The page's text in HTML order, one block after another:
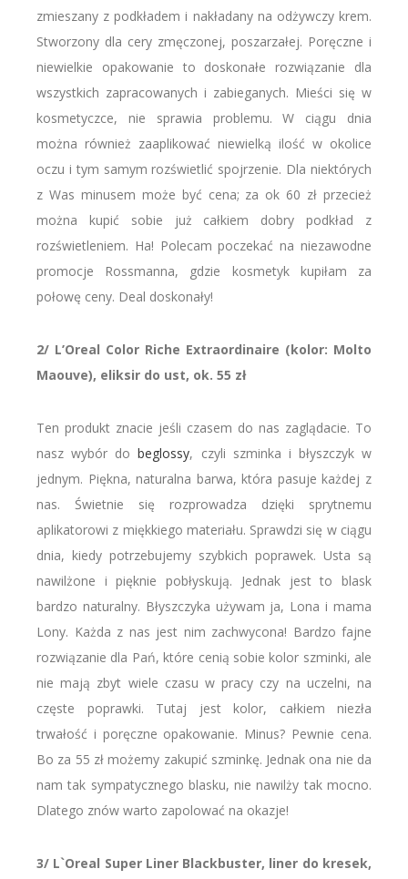
zmieszany z podkładem i nakładany na odżywczy krem.
Stworzony dla cery zmęczonej, poszarzałej. Poręczne i
niewielkie opakowanie to doskonałe rozwiązanie dla
wszystkich zapracowanych i zabieganych. Mieści się w
kosmetyczce, nie sprawia problemu. W ciągu dnia
można również zaaplikować niewielką ilość w okolice
oczu i tym samym rozświetlić spojrzenie. Dla niektórych
z Was minusem może być cena; za ok 60 zł przecież
można kupić sobie już całkiem dobry podkład z
rozświetleniem. Ha! Polecam poczekać na niezawodne
promocje Rossmanna, gdzie kosmetyk kupiłam za
połowę ceny. Deal doskonały!
2/ L’Oreal Color Riche Extraordinaire (kolor: Molto
Maouve), eliksir do ust, ok. 55 zł
Ten produkt znacie jeśli czasem do nas zaglądacie. To
nasz wybór dobeglossy, czyli szminka i błyszczyk w
jednym. Piękna, naturalna barwa, która pasuje każdej z
nas. Świetnie się rozprowadza dzięki sprytnemu
aplikatorowi z miękkiego materiału. Sprawdzi się w ciągu
dnia, kiedy potrzebujemy szybkich poprawek. Usta są
nawilżone i pięknie pobłyskują. Jednak jest to blask
bardzo naturalny. Błyszczyka używam ja, Lona i mama
Lony. Każda z nas jest nim zachwycona! Bardzo fajne
rozwiązanie dla Pań, które cenią sobie kolor szminki, ale
nie mają zbyt wiele czasu w pracy czy na uczelni, na
częste poprawki. Tutaj jest kolor, całkiem niezła
trwałość i poręczne opakowanie. Minus? Pewnie cena.
Bo za 55 zł możemy zakupić szminkę. Jednak ona nie da
nam tak sympatycznego blasku, nie nawilży tak mocno.
Dlatego znów warto zapolować na okazje!
3/ L`Oreal Super Liner Blackbuster, liner do kresek,